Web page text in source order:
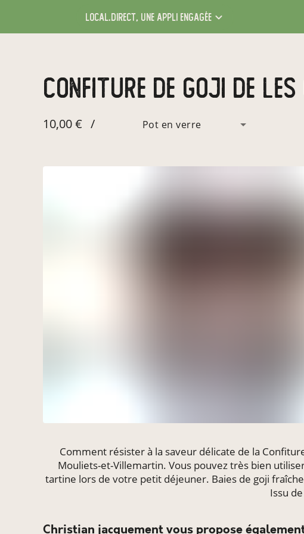
local.direct, une appli engagée
confiture de goji de
10,00 € / Pot en verre
Comment résister à la saveur délicate de la
Mouliets-et-Villemartin. Vous pouvez très bien
tartine lors de votre petit déjeuner. Baies de goji
Issu
christian jacquement vous propose